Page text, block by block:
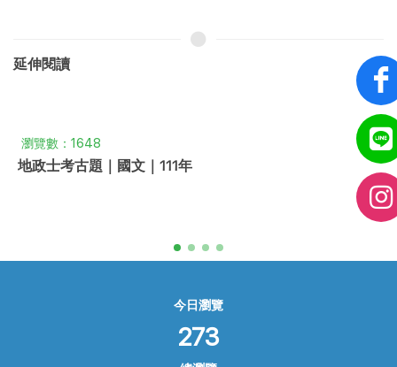
延伸閱讀
瀏覽數：1648
地政士考古題｜國文｜111年
今日瀏覽
273